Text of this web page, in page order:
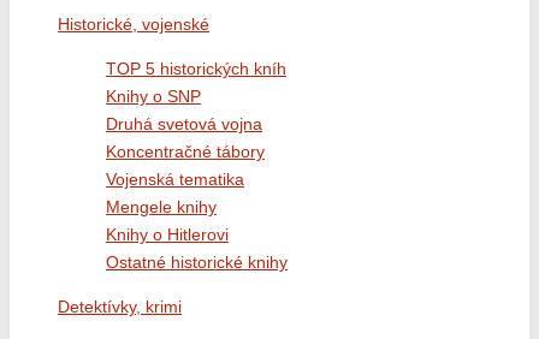
Historické, vojenské
TOP 5 historických kníh
Knihy o SNP
Druhá svetová vojna
Koncentračné tábory
Vojenská tematika
Mengele knihy
Knihy o Hitlerovi
Ostatné historické knihy
Detektívky, krimi